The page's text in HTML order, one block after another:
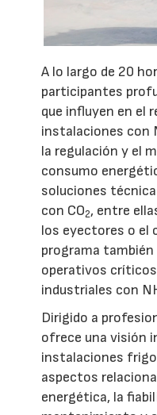
A lo largo de 20
participantes
que influyen en el
instalaciones con
la regulación y el
consumo
soluciones
con CO2, entre
los eyectores o el
programa
operativos
industriales con
Dirigido a
ofrece una visión
instalaciones
aspectos
energética, la